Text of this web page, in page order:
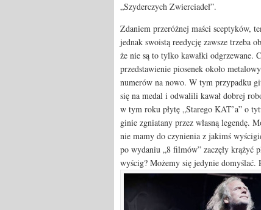
„Szyderczych Zwierciadeł”.
Zdaniem przeróżnej maści sceptyków,
jednak swoistą reedycję zawsze trzeba
że nie są to tylko kawałki odgrzewane.
przedstawienie piosenek około
numerów na nowo. W tym przypadku
się na medal i odwalili kawał dobrej
w tym roku płytę „Starego KAT’a” o
ginie zgniatany przez własną legendę.
nie mamy do czynienia z jakimś
po wydaniu „8 filmów” zaczęły krążyć
wyścig? Możemy się jedynie